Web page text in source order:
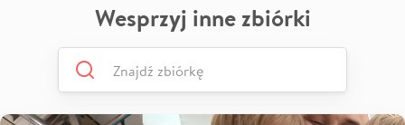
Wesprzyj inne zbiórki